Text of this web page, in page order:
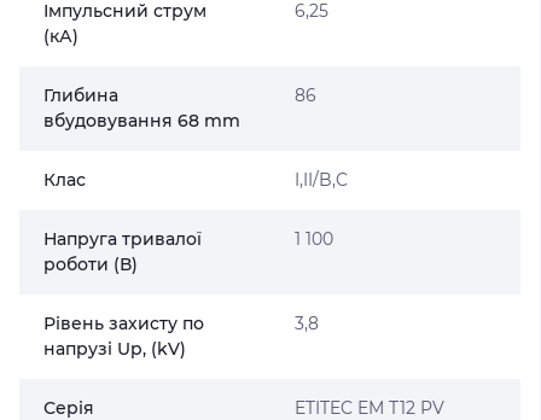
Імпульсний струм
(кА)
6,25
Глибина
вбудовування 68 mm
86
Клас I,II/B,C
Напруга тривалої
роботи (В)
1 100
Рівень захисту по
напрузі Up, (kV)
3,8
Серія ETITEC EM T12 PV